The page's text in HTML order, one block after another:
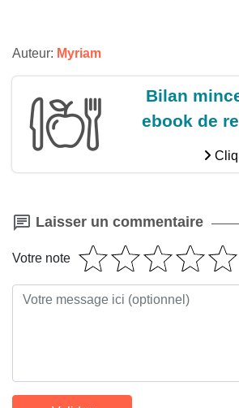
Auteur: Myriam
Bilan
ebook de
Laisser un commentaire
Votre note